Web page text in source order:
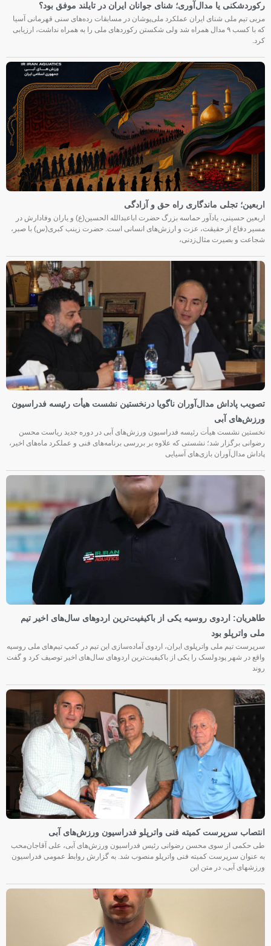
رکوردشکنی یا مدال‌آوری؛ شنای جوانان ایران در تایلند موفق بود؟
مربی تیم ملی شنای ایران عملکرد ملی‌پوشان در مسابقات رده‌های سنی قهرمانی آسیا
که با کسب ۹ مدال همراه شد ولی شکستن رکوردهای ملی را به همراه نداشت، ارزیابی
کرد.
اربعین؛ تجلی ماندگاری راه حق و آزادگی
اربعین حسینی، یادآور حماسه بزرگ حضرت اباعبدالله الحسین(ع) و یاران وفادارش در
مسیر دفاع از حقیقت، عزت و ارزش‌های انسانی است. حضرت زینب کبری(س) با صبر،
شجاعت و بصیرت مثال‌زدنی،
تصویب پاداش مدال‌آوران ناگویا درنخستین نشست هیأت رئیسه فدراسیون
ورزش‌های آبی
نخستین نشست هیأت رئیسه فدراسیون ورزش‌های آبی در دوره جدید ریاست محسن
رضوانی برگزار شد؛ نشستی که علاوه بر بررسی برنامه‌های فنی و عملکرد ماه‌های اخیر،
پاداش مدال‌آوران بازی‌های آسیایی
طاهریان: اردوی روسیه یکی از باکیفیت‌ترین اردوهای سال‌های اخیر تیم
ملی واترپلو بود
سرپرست تیم ملی واترپلوی ایران، اردوی آماده‌سازی این تیم در کمپ تیم‌های ملی روسیه
واقع در شهر پودولسک را یکی از باکیفیت‌ترین اردوهای سال‌های اخیر توصیف کرد و گفت
روند
انتصاب سرپرست کمیته فنی واترپلو فدراسیون ورزش‌های آبی
طی حکمی از سوی محسن رضوانی رئیس فدراسیون ورزش‌های آبی، علی آقاجان‌محب
به عنوان سرپرست کمیته فنی واترپلو منصوب شد. به گزارش روابط عمومی فدراسیون
ورزشهای آبی، در متن این